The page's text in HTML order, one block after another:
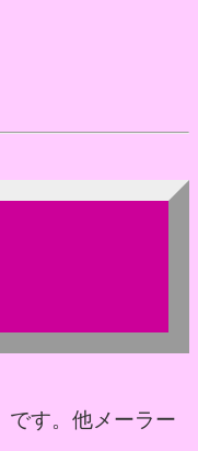
です。他メーラー